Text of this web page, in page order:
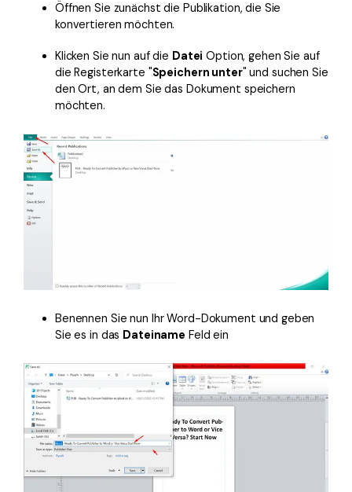
Öffnen Sie zunächst die Publikation, die Sie
konvertieren möchten.
Klicken Sie nun auf die Datei Option, gehen Sie auf
die Registerkarte "Speichern unter" und suchen Sie
den Ort, an dem Sie das Dokument speichern
möchten.
Benennen Sie nun Ihr Word-Dokument und geben
Sie es in das Dateiname Feld ein